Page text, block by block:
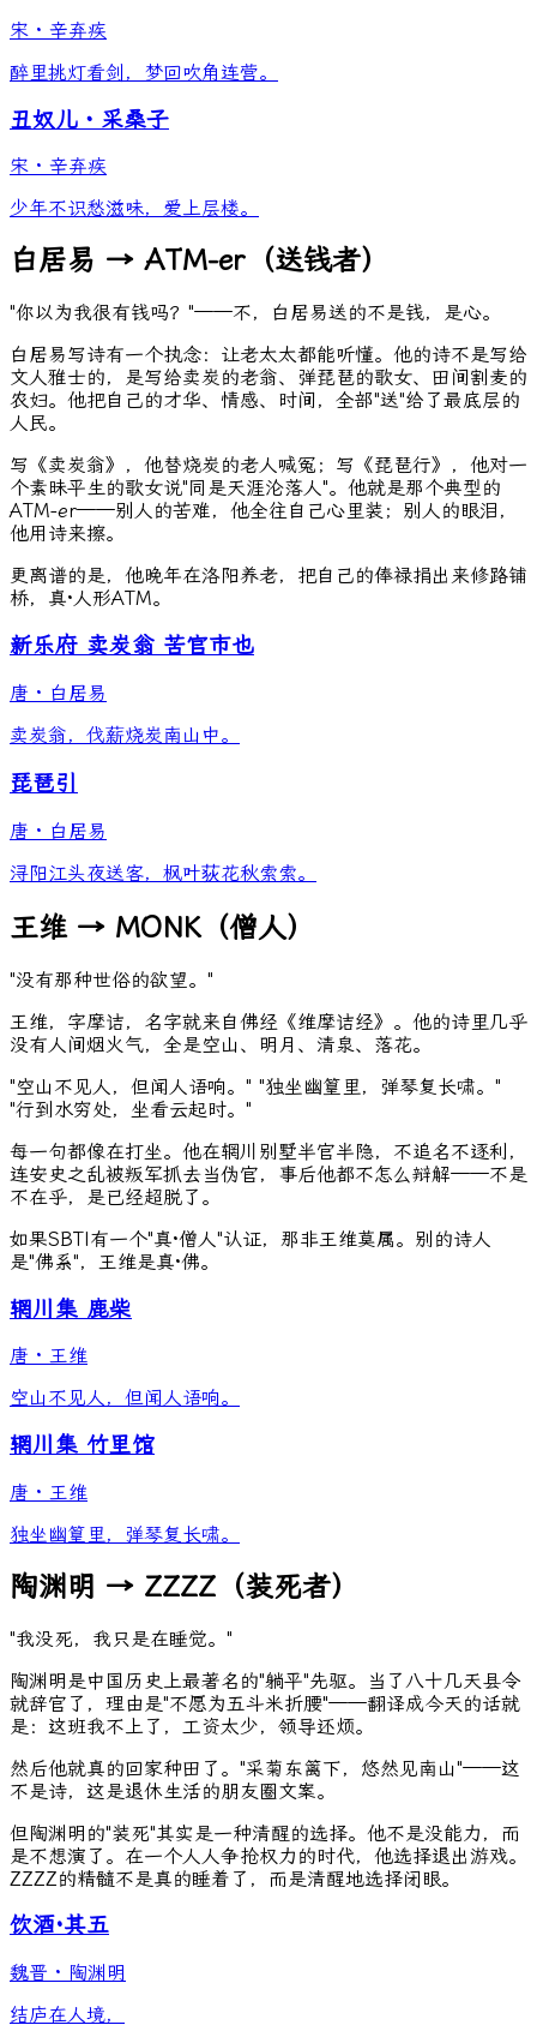
宋 · 辛弃疾
醉里挑灯看剑，梦回吹角连营。
丑奴儿・采桑子
宋 · 辛弃疾
少年不识愁滋味，爱上层楼。
白居易 → ATM-er（送钱者）
"你以为我很有钱吗？"——不，白居易送的不是钱，是心。
白居易写诗有一个执念：让老太太都能听懂。他的诗不是写给
文人雅士的，是写给卖炭的老翁、弹琵琶的歌女、田间割麦的
农妇。他把自己的才华、情感、时间，全部"送"给了最底层的
人民。
写《卖炭翁》，他替烧炭的老人喊冤；写《琵琶行》，他对一
个素昧平生的歌女说"同是天涯沦落人"。他就是那个典型的
ATM-er——别人的苦难，他全往自己心里装；别人的眼泪，
他用诗来擦。
更离谱的是，他晚年在洛阳养老，把自己的俸禄捐出来修路铺
桥，真·人形ATM。
新乐府 卖炭翁 苦官市也
唐 · 白居易
卖炭翁，伐薪烧炭南山中。
琵琶引
唐 · 白居易
浔阳江头夜送客，枫叶荻花秋索索。
王维 → MONK（僧人）
"没有那种世俗的欲望。"
王维，字摩诘，名字就来自佛经《维摩诘经》。他的诗里几乎
没有人间烟火气，全是空山、明月、清泉、落花。
"空山不见人，但闻人语响。" "独坐幽篁里，弹琴复长啸。"
"行到水穷处，坐看云起时。"
每一句都像在打坐。他在辋川别墅半官半隐，不追名不逐利，
连安史之乱被叛军抓去当伪官，事后他都不怎么辩解——不是
不在乎，是已经超脱了。
如果SBTI有一个"真·僧人"认证，那非王维莫属。别的诗人
是"佛系"，王维是真·佛。
辋川集 鹿柴
唐 · 王维
空山不见人，但闻人语响。
辋川集 竹里馆
唐 · 王维
独坐幽篁里，弹琴复长啸。
陶渊明 → ZZZZ（装死者）
"我没死，我只是在睡觉。"
陶渊明是中国历史上最著名的"躺平"先驱。当了八十几天县令
就辞官了，理由是"不愿为五斗米折腰"——翻译成今天的话就
是：这班我不上了，工资太少，领导还烦。
然后他就真的回家种田了。"采菊东篱下，悠然见南山"——这
不是诗，这是退休生活的朋友圈文案。
但陶渊明的"装死"其实是一种清醒的选择。他不是没能力，而
是不想演了。在一个人人争抢权力的时代，他选择退出游戏。
ZZZZ的精髓不是真的睡着了，而是清醒地选择闭眼。
饮酒·其五
魏晋 · 陶渊明
结庐在人境，